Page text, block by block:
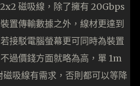
磁吸線，除了擁有 20Gbps
置傳輸數據之外，線材更達到
接駁電腦螢幕更可同時為裝置
過價錢方面就略為高，單 1m
吸線有需求，否則都可以等降